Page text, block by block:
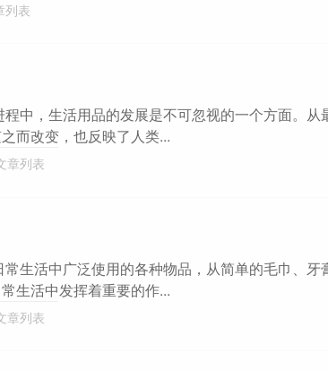
列表
中，生活用品的发展是不可忽视的一个方面。从
而改变，也反映了人类...
章列表
生活中广泛使用的各种物品，从简单的毛巾、牙
生活中发挥着重要的作...
章列表